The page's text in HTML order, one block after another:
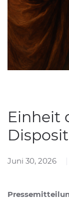
Einheit
Juni 30, 2026